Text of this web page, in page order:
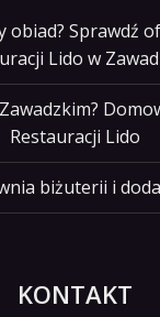
obiad? Sprawdź
Lido w
Restauracji Lido
biżuterii i
KONTAKT